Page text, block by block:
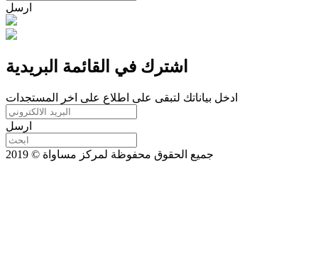
ارسل
اشترك في القائمة البريدية
ادخل بياناتك لتبقى على اطلاع على اخر المستجدات
ارسل
جميع الحقوق محفوظة لمركز مساواة © 2019